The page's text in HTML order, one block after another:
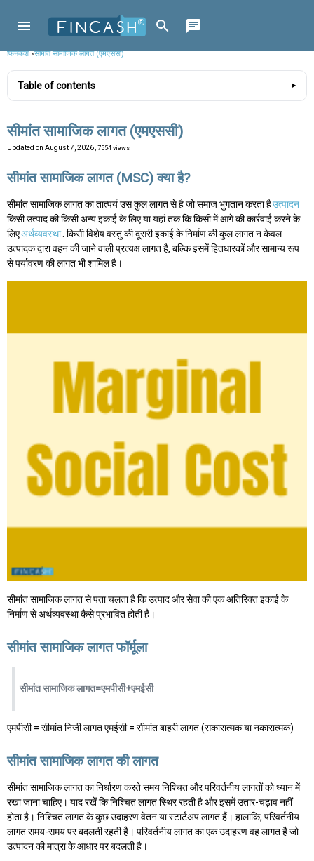
फिनकैश»सीमांत सामाजिक लागत (एमएससी)
Table of contents
सीमांत सामाजिक लागत (एमएससी)
Updated on August 7, 2026 , 7554 views
सीमांत सामाजिक लागत (MSC) क्या है?
सीमांत सामाजिक लागत का तात्पर्य उस कुल लागत से है जो समाज भुगतान करता हैउत्पादन
किसी उत्पाद की किसी अन्य इकाई के लिए या यहां तक कि किसी में आगे की कार्रवाई करने के
लिएअर्थव्यवस्था . किसी विशेष वस्तु की दूसरी इकाई के निर्माण की कुल लागत न केवल
उत्पादक द्वारा वहन की जाने वाली प्रत्यक्ष लागत है, बल्कि इसमें हितधारकों और सामान्य रूप
से पर्यावरण की लागत भी शामिल है।
सीमांत सामाजिक लागत से पता चलता है कि उत्पाद और सेवा की एक अतिरिक्त इकाई के
निर्माण से अर्थव्यवस्था कैसे प्रभावित होती है।
सीमांत सामाजिक लागत फॉर्मूला
सीमांत सामाजिक लागत=एमपीसी+एमईसी
एमपीसी = सीमांत निजी लागत एमईसी = सीमांत बाहरी लागत (सकारात्मक या नकारात्मक)
सीमांत सामाजिक लागत की लागत
सीमांत सामाजिक लागत का निर्धारण करते समय निश्चित और परिवर्तनीय लागतों को ध्यान में
रखा जाना चाहिए। याद रखें कि निश्चित लागत स्थिर रहती है और इसमें उतार-चढ़ाव नहीं
होता है। निश्चित लागत के कुछ उदाहरण वेतन या स्टार्टअप लागत हैं। हालांकि, परिवर्तनीय
लागत समय-समय पर बदलती रहती है। परिवर्तनीय लागत का एक उदाहरण वह लागत है जो
उत्पादन की मात्रा के आधार पर बदलती है।